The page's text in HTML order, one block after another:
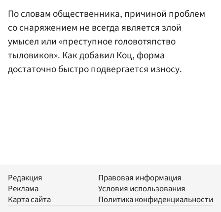
По словам общественника, причиной проблем
со снаряжением не всегда является злой
умысел или «преступное головотяпство
тыловиков». Как добавил Коц, форма
достаточно быстро подвергается износу.
Редакция
Реклама
Карта сайта
Правовая информация
Условия использования
Политика конфиденциальности